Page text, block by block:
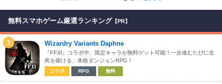
無料スマホゲーム厳選ランキング 【PR】
1 Wizardry Variants Daphne
『FFXI』コラボ中、限定キャラが無料ゲット可能！一歩進むたびに生
死を賭ける、本格ダンジョンRPG！
コラボ RPG 無料